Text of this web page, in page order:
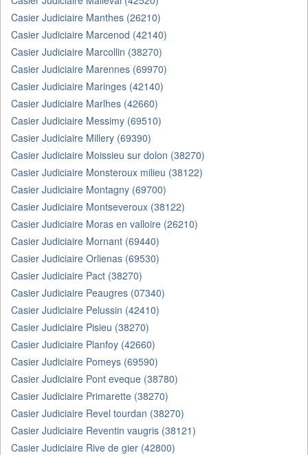
Casier Judiciaire Manthes (26210)
Casier Judiciaire Marcenod (42140)
Casier Judiciaire Marcollin (38270)
Casier Judiciaire Marennes (69970)
Casier Judiciaire Maringes (42140)
Casier Judiciaire Marlhes (42660)
Casier Judiciaire Messimy (69510)
Casier Judiciaire Millery (69390)
Casier Judiciaire Moissieu sur dolon (38270)
Casier Judiciaire Monsteroux milieu (38122)
Casier Judiciaire Montagny (69700)
Casier Judiciaire Montseveroux (38122)
Casier Judiciaire Moras en valloire (26210)
Casier Judiciaire Mornant (69440)
Casier Judiciaire Orlienas (69530)
Casier Judiciaire Pact (38270)
Casier Judiciaire Peaugres (07340)
Casier Judiciaire Pelussin (42410)
Casier Judiciaire Pisieu (38270)
Casier Judiciaire Planfoy (42660)
Casier Judiciaire Pomeys (69590)
Casier Judiciaire Pont eveque (38780)
Casier Judiciaire Primarette (38270)
Casier Judiciaire Revel tourdan (38270)
Casier Judiciaire Reventin vaugris (38121)
Casier Judiciaire Rive de gier (42800)